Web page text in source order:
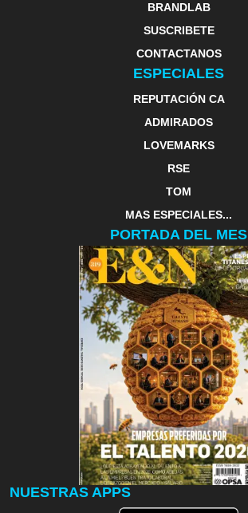
BRANDLAB
SUSCRIBETE
CONTACTANOS
ESPECIALES
REPUTACIÓN CA
ADMIRADOS
LOVEMARKS
RSE
TOM
MAS ESPECIALES...
PORTADA DEL MES
NUESTRAS APPS